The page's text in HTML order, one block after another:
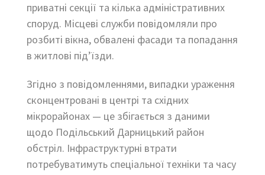
приватні секції та кілька адміністративних
споруд. Місцеві служби повідомляли про
розбиті вікна, обвалені фасади та попадання
в житлові під’їзди.
Згідно з повідомленнями, випадки ураження
сконцентровані в центрі та східних
мікрорайонах — це збігається з даними
щодо Подільський Дарницький район
обстріл. Інфраструктурні втрати
потребуватимуть спеціальної техніки та часу